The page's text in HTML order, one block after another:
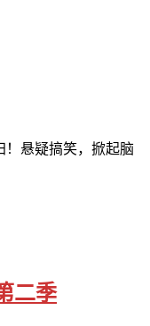
！悬疑搞笑，掀起脑
二季